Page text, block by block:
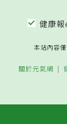
健康報
本站內容
關於元氣網